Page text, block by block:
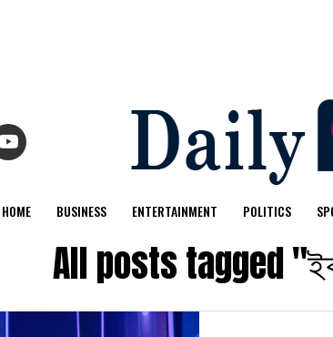
HOME BUSINESS ENTERTAINMENT POLITICS
All posts tagged